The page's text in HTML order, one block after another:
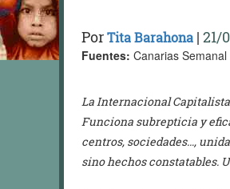
PorTita Barahona | 21/
Fuentes: Canarias Semanal
La Internacional
Funciona subrepticia y
centros, sociedades…,
sino hechos constatables.